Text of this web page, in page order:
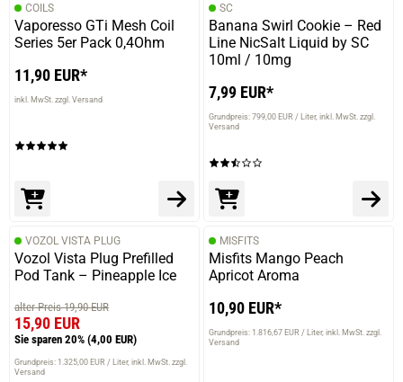
COILS
Vaporesso GTi Mesh Coil
Series 5er Pack 0,4Ohm
11,90 EUR*
inkl. MwSt. zzgl. Versand
SC
Banana Swirl Cookie – Red
Line NicSalt Liquid by SC
10ml / 10mg
7,99 EUR*
Grundpreis: 799,00 EUR / Liter inkl. MwSt. zzgl.
Versand
VOZOL VISTA PLUG
Vozol Vista Plug Prefilled
Pod Tank – Pineapple Ice
alter Preis 19,90 EUR
15,90 EUR
Sie sparen 20% (4,00 EUR)
Grundpreis: 1.325,00 EUR / Liter inkl. MwSt. zzgl.
Versand
MISFITS
Misfits Mango Peach
Apricot Aroma
10,90 EUR*
Grundpreis: 1.816,67 EUR / Liter inkl. MwSt. zzgl.
Versand